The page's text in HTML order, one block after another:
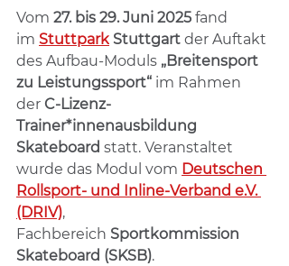
Vom 27. bis 29. Juni 2025 fand
im Stuttpark Stuttgart der Auftakt
des Aufbau-Moduls „Breitensport
zu Leistungssport“ im Rahmen
der C-Lizenz-
Trainer*innenausbildung
Skateboard statt. Veranstaltet
wurde das Modul vom Deutschen
Rollsport- und Inline-Verband e.V.
(DRIV),
Fachbereich Sportkommission
Skateboard (SKSB).